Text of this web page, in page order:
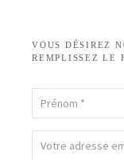
VOUS DÉSIREZ
REMPLISSEZ LE